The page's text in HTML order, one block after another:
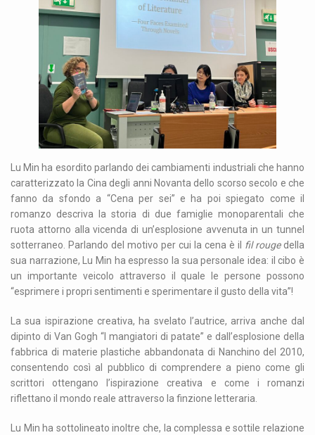
Lu Min ha esordito parlando dei cambiamenti industriali che hanno
caratterizzato la Cina degli anni Novanta dello scorso secolo e che
fanno da sfondo a “Cena per sei” e ha poi spiegato come il
romanzo descriva la storia di due famiglie monoparentali che
ruota attorno alla vicenda di un’esplosione avvenuta in un tunnel
sotterraneo. Parlando del motivo per cui la cena è il fil rougedella
sua narrazione, Lu Min ha espresso la sua personale idea: il cibo è
un importante veicolo attraverso il quale le persone possono
“esprimere i propri sentimenti e sperimentare il gusto della vita”!
La sua ispirazione creativa, ha svelato l’autrice, arriva anche dal
dipinto di Van Gogh “I mangiatori di patate” e dall’esplosione della
fabbrica di materie plastiche abbandonata di Nanchino del 2010,
consentendo così al pubblico di comprendere a pieno come gli
scrittori ottengano l’ispirazione creativa e come i romanzi
riflettano il mondo reale attraverso la finzione letteraria.
Lu Min ha sottolineato inoltre che, la complessa e sottile relazione